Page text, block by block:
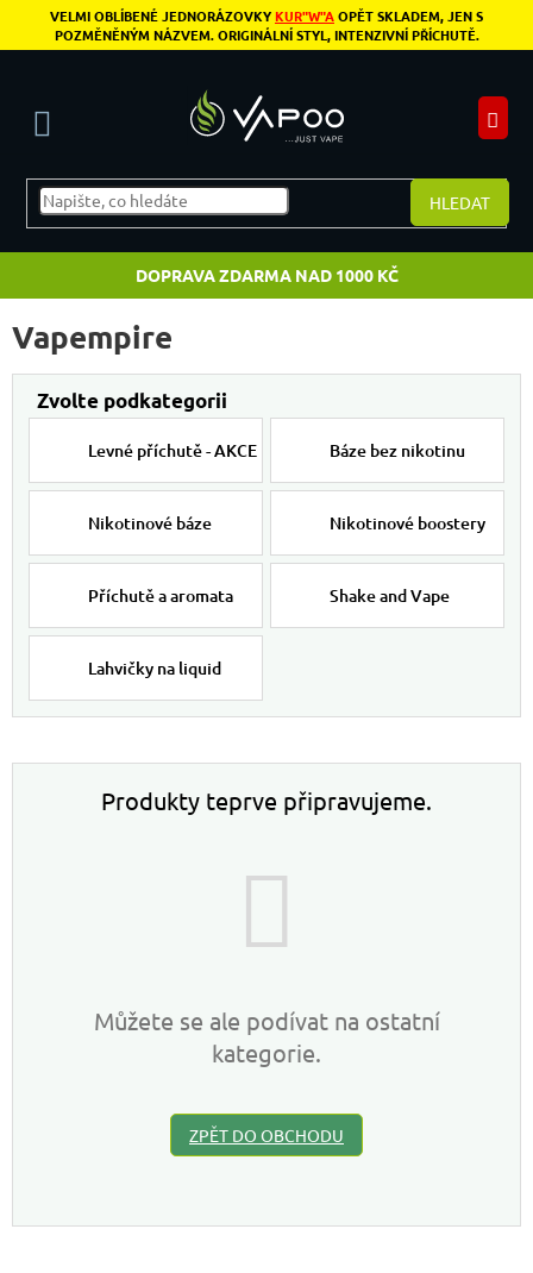
Přejít na obsah
VELMI OBLÍBENÉ JEDNORÁZOVKYKUR"W"AOPĚT SKLADEM, JEN S
POZMĚNĚNÝM NÁZVEM. ORIGINÁLNÍ STYL, INTENZIVNÍ PŘÍCHUTĚ.
HLEDAT
DOPRAVA ZDARMA NAD 1000 KČ
Vapempire
Levné příchutě - AKCE Báze bez nikotinu
Nikotinové báze Nikotinové boostery
Příchutě a aromata Shake and Vape
Lahvičky na liquid
Produkty teprve připravujeme.
Můžete se ale podívat na ostatní
kategorie.
ZPĚT DO OBCHODU